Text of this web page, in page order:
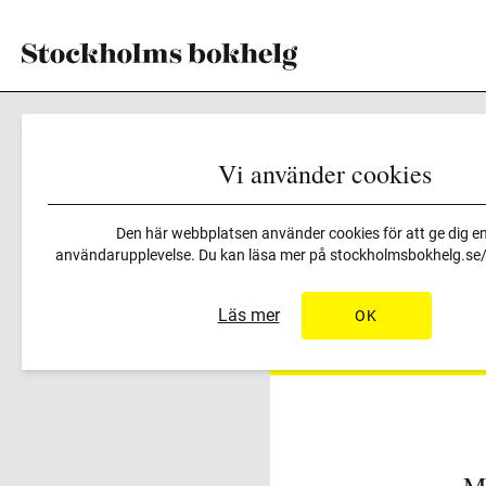
Login
Skapa ett konto för att få
Vi använder cookies
Den här webbplatsen använder cookies för att ge dig
användarupplevelse. Du kan läsa mer på
Läs mer OK